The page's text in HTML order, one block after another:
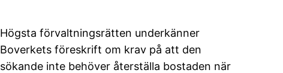
Högsta förvaltningsrätten underkänner
Boverkets föreskrift om krav på att den
sökande inte behöver återställa bostaden när